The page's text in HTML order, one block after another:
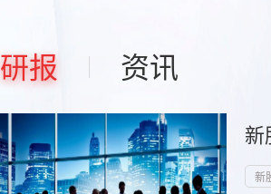
研报 资讯
新
新